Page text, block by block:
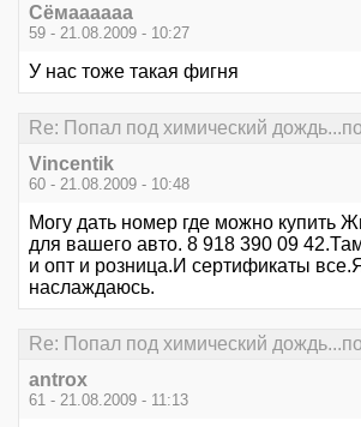
Сёмаааааа
59 - 21.08.2009 - 10:27
У нас тоже такая фигня
Re: Попал под химический
Vincentik
60 - 21.08.2009 - 10:48
Могу дать номер где можно купить
для вашего авто. 8 918 390 09
и опт и розница.И сертификаты
наслаждаюсь.
Re: Попал под химический
antrox
61 - 21.08.2009 - 11:13